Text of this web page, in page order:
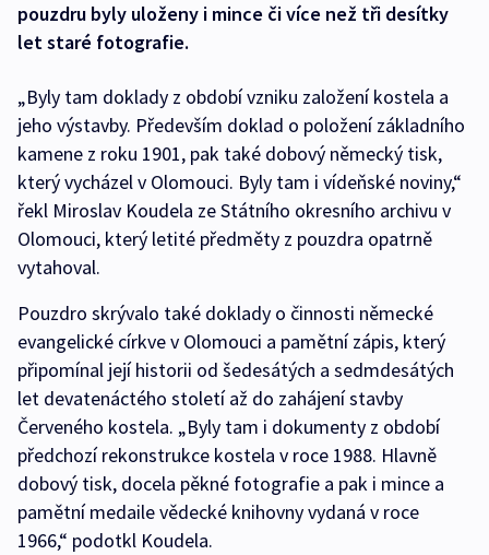
pouzdru byly uloženy i mince či více než tři desítky
let staré fotografie.
„Byly tam doklady z období vzniku založení kostela a
jeho výstavby. Především doklad o položení základního
kamene z roku 1901, pak také dobový německý tisk,
který vycházel v Olomouci. Byly tam i vídeňské noviny,“
řekl Miroslav Koudela ze Státního okresního archivu v
Olomouci, který letité předměty z pouzdra opatrně
vytahoval.
Pouzdro skrývalo také doklady o činnosti německé
evangelické církve v Olomouci a pamětní zápis, který
připomínal její historii od šedesátých a sedmdesátých
let devatenáctého století až do zahájení stavby
Červeného kostela. „Byly tam i dokumenty z období
předchozí rekonstrukce kostela v roce 1988. Hlavně
dobový tisk, docela pěkné fotografie a pak i mince a
pamětní medaile vědecké knihovny vydaná v roce
1966,“ podotkl Koudela.